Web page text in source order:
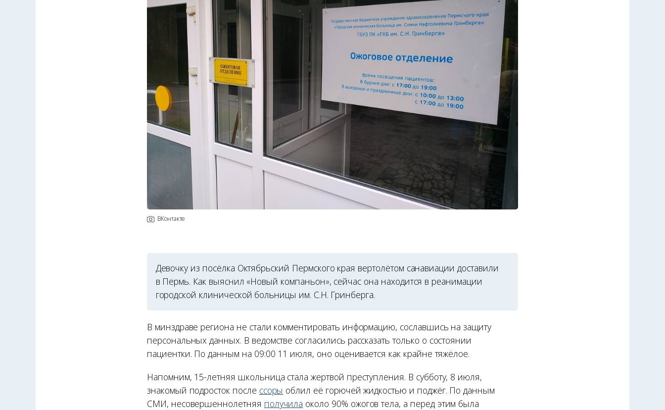
ВКонтакте
Девочку из посёлка Октябрьский Пермского края вертолётом санавиации доставили
в Пермь. Как выяснил «Новый компаньон», сейчас она находится в реанимации
городской клинической больницы им. С.Н. Гринберга.
В минздраве региона не стали комментировать информацию, сославшись на защиту
персональных данных. В ведомстве согласились рассказать только о состоянии
пациентки. По данным на 09:00 11 июля, оно оценивается как крайне тяжёлое.
Напомним, 15-летняя школьница стала жертвой преступления. В субботу, 8 июля,
знакомый подросток после ссоры облил её горючей жидкостью и поджёг. По данным
СМИ, несовершеннолетняя получила около 90% ожогов тела, а перед этим была